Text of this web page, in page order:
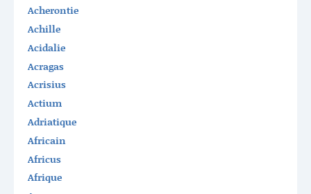
Acherontie
Achille
Acidalie
Acragas
Acrisius
Actium
Adriatique
Africain
Africus
Afrique